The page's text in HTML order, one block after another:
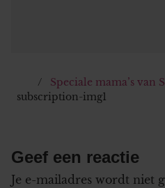
Speciale mama’s van
subscription-img1
Geef een reactie
Je e-mailadres wordt niet